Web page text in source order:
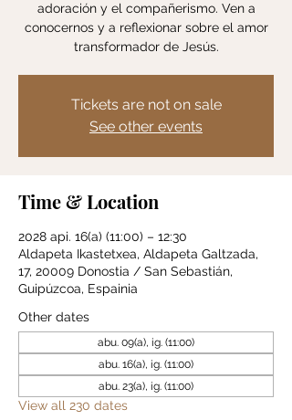
adoración y el compañerismo. Ven a
conocernos y a reflexionar sobre el amor
transformador de Jesús.
Tickets are not on sale
See other events
Time & Location
2028 api. 16(a) (11:00) – 12:30
Aldapeta Ikastetxea, Aldapeta Galtzada,
17, 20009 Donostia / San Sebastián,
Guipúzcoa, Espainia
Other dates
abu. 09(a), ig. (11:00)
abu. 16(a), ig. (11:00)
abu. 23(a), ig. (11:00)
View all 230 dates